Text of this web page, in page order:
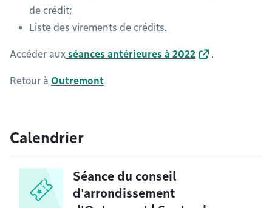
de crédit;
Liste des virements de crédits.
Accéder aux séances antérieures à 2022 .
Retour à Outremont
Calendrier
Séance du conseil
d'arrondissement